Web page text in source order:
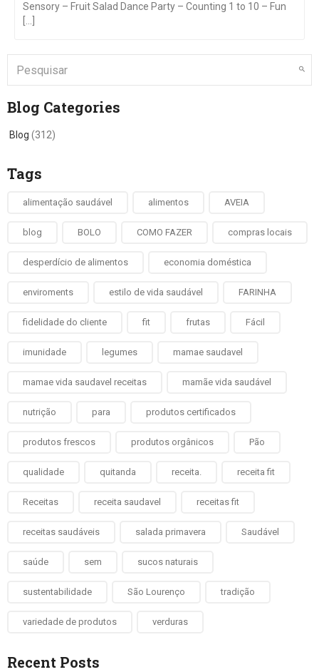
Sensory – Fruit Salad Dance Party – Counting 1 to 10 – Fun
Blog Categories
Blog (312)
Tags
alimentação saudável alimentos AVEIA
blog BOLO COMO FAZER compras locais
desperdício de alimentos economia doméstica
enviroments estilo de vida saudável FARINHA
fidelidade do cliente fit frutas Fácil
imunidade legumes mamae saudavel
mamae vida saudavel receitas mamãe vida saudável
nutrição para produtos certificados
produtos frescos produtos orgânicos Pão
qualidade quitanda receita. receita fit
Receitas receita saudavel receitas fit
receitas saudáveis salada primavera Saudável
saúde sem sucos naturais
sustentabilidade São Lourenço tradição
variedade de produtos verduras
Recent Posts